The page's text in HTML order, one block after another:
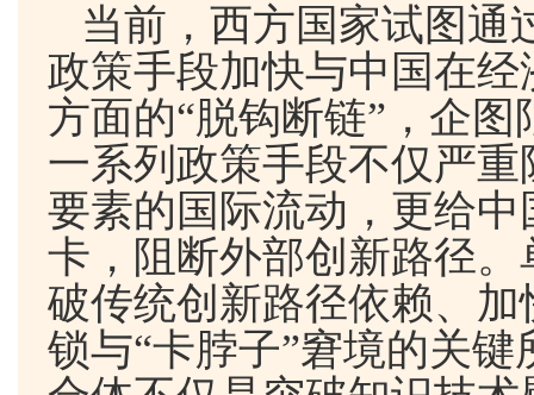
当前，西方国家试图通
政策手段加快与中国在
方面的“脱钩断链”，企
一系列政策手段不仅严
要素的国际流动，更给
卡，阻断外部创新路径
破传统创新路径依赖、
锁与“卡脖子”窘境的关